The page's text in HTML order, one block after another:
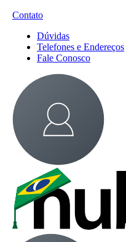
Contato
Dúvidas
Telefones e Endereços
Fale Conosco